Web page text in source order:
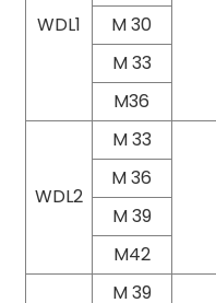
WDL1
M 30
M 33
M36
WDL2
M 33
M 36
M 39
M42
M 39